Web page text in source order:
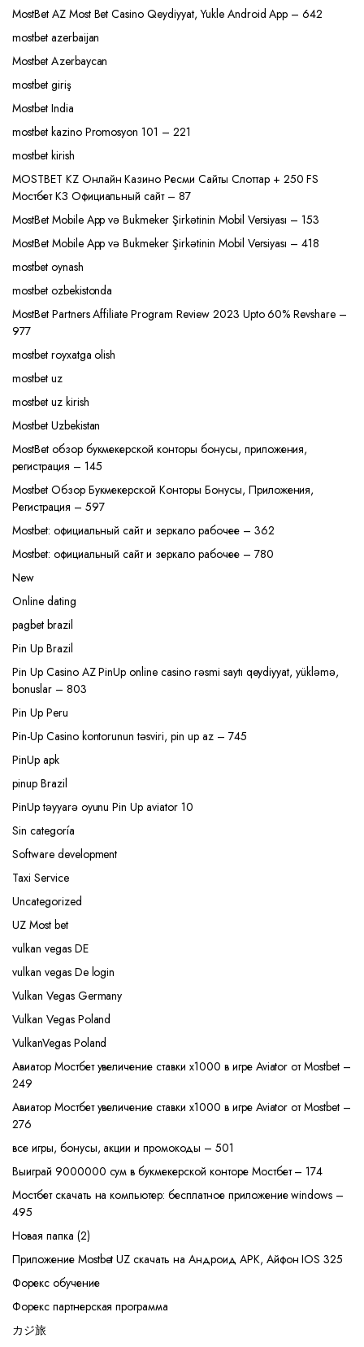
MostBet AZ Most Bet Casino Qeydiyyat, Yukle Android App – 642
mostbet azerbaijan
Mostbet Azerbaycan
mostbet giriş
Mostbet India
mostbet kazino Promosyon 101 – 221
mostbet kirish
MOSTBET KZ Онлайн Казино Ресми Сайты Слоттар + 250 FS
Мостбет КЗ Официальный сайт – 87
MostBet Mobile App və Bukmeker Şirkətinin Mobil Versiyası – 153
MostBet Mobile App və Bukmeker Şirkətinin Mobil Versiyası – 418
mostbet oynash
mostbet ozbekistonda
MostBet Partners Affiliate Program Review 2023 Upto 60% Revshare –
977
mostbet royxatga olish
mostbet uz
mostbet uz kirish
Mostbet Uzbekistan
MostBet обзор букмекерской конторы бонусы, приложения,
регистрация – 145
Mostbet Обзор Букмекерской Конторы Бонусы, Приложения,
Регистрация – 597
Mostbet: официальный сайт и зеркало рабочее – 362
Mostbet: официальный сайт и зеркало рабочее – 780
New
Online dating
pagbet brazil
Pin Up Brazil
Pin Up Casino AZ PinUp online casino rəsmi saytı qeydiyyat, yükləmə,
bonuslar – 803
Pin Up Peru
Pin-Up Casino kontorunun təsviri, pin up az – 745
PinUp apk
pinup Brazil
PinUp təyyarə oyunu Pin Up aviator 10
Sin categoría
Software development
Taxi Service
Uncategorized
UZ Most bet
vulkan vegas DE
vulkan vegas De login
Vulkan Vegas Germany
Vulkan Vegas Poland
VulkanVegas Poland
Авиатор Мостбет увеличение ставки х1000 в игре Aviator от Mostbet –
249
Авиатор Мостбет увеличение ставки х1000 в игре Aviator от Mostbet –
276
все игры, бонусы, акции и промокоды – 501
Выиграй 9000000 сум в букмекерской конторе Мостбет – 174
Мостбет скачать на компьютер: бесплатное приложение windows –
495
Новая папка (2)
Приложение Mostbet UZ скачать на Андроид APK, Айфон IOS 325
Форекс обучение
Форекс партнерская программа
カジ旅